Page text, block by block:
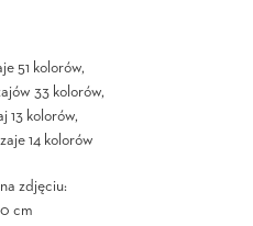
51 kolorów,
33 kolorów,
13 kolorów,
14 kolorów
zdjęciu:
cm